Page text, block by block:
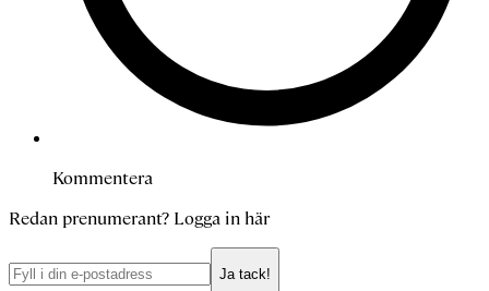
Kommentera
Redan prenumerant? Logga in här
Ja tack!